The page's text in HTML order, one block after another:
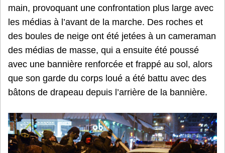
main, provoquant une confrontation plus large avec
les médias à l’avant de la marche. Des roches et
des boules de neige ont été jetées à un cameraman
des médias de masse, qui a ensuite été poussé
avec une bannière renforcée et frappé au sol, alors
que son garde du corps loué a été battu avec des
bâtons de drapeau depuis l’arrière de la bannière.